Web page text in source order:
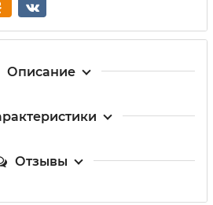
Описание
Отзывы